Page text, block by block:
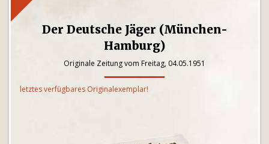
Der Deutsche Jäger (München-
Hamburg)
Originale Zeitung vom Freitag, 04.05.1951
letztes verfügbares Originalexemplar!